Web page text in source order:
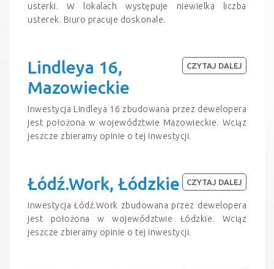
usterki. W lokalach występuje niewielka liczba
usterek. Biuro pracuje doskonale.
Lindleya 16,
Mazowieckie
Inwestycja Lindleya 16 zbudowana przez dewelopera
jest położona w województwie Mazowieckie. Wciąz
jeszcze zbieramy opinie o tej inwestycji.
CZYTAJ DALEJ
Łódź.Work, Łódzkie
Inwestycja Łódź.Work zbudowana przez dewelopera
jest położona w województwie Łódzkie. Wciąz
jeszcze zbieramy opinie o tej inwestycji.
CZYTAJ DALEJ